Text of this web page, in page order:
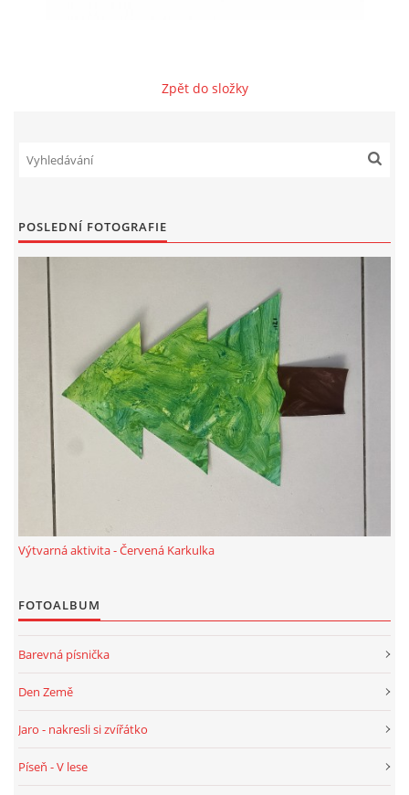
VZDĚLÁVACÍ BLOK ÚNOR
VÝTVARNÉ TECHNIKY
VÝTVARNÉ POMŮCKY
VÝTVARNÉ AKTIVITY - JARO
VÝTVARNÉ AKTIVITY - LÉTO
VÝTVARNÉ AKTIVITY - PODZIM
VÝTVARNÉ AKTIVITY - ZIMA
HÁDANKY K TÉMATU JARO, LÉTO, PODZIM,ZIMA
BÁSNĚ K TÉMATU JARO
Zpět do složky
POSLEDNÍ FOTOGRAFIE
Výtvarná aktivita - Červená Karkulka
FOTOALBUM
Barevná písnička
Den Země
Jaro - nakresli si zvířátko
Píseň - V lese